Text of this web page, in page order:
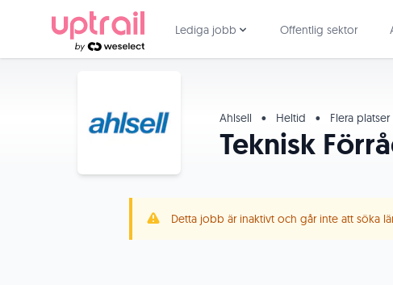
Lediga jobb Offentlig sektor
Ahlsell • Heltid • Flera platser
Teknisk
Detta jobb är inaktivt och går inte att söka